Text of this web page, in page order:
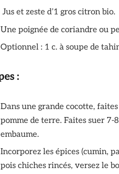
Jus et zeste d’1 gros citron bio.
Une poignée de coriandre ou
Optionnel : 1 c. à soupe de
:
Dans une grande cocotte,
pomme de terre. Faites suer 7-
embaume.
Incorporez les épices (cumin,
pois chiches rincés, versez le